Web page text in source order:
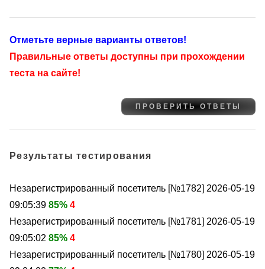
Отметьте верные варианты ответов!
Правильные ответы доступны при прохождении
теста на сайте!
Результаты тестирования
Незарегистрированный посетитель [№1782] 2026-05-19
09:05:39 85% 4
Незарегистрированный посетитель [№1781] 2026-05-19
09:05:02 85% 4
Незарегистрированный посетитель [№1780] 2026-05-19